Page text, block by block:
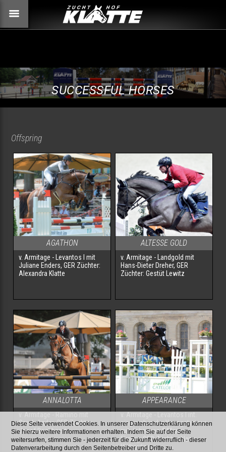
SUCCESSFUL HORSES
Offspring
AGATHON
v. Armitage - Levantos I mit
Juliane Enders, GER Züchter:
Alexandra Klatte
ALTESSE GOLD
v. Armitage - Landgold mit
Hans-Dieter Dreher, GER
Züchter: Gestüt Lewitz
ANNALOTTA
Sarah Ander, GER Züchter:
Josef Bockhorst
APPEARANCE
siegreich in der Youngstertour
mit Johannes & Marcus
Ehning, GER Züchter: Hans
Völkerding
Diese Seite verwendet Cookies. In unserer Datenschutzerklärung können
Sie hierzu weitere Informationen erhalten. Indem Sie auf der Seite
weitersurfen, stimmen Sie - jederzeit für die Zukunft widerruflich - dieser
Datenverarbeitung durch den Seitenbetreiber und Dritte zu.